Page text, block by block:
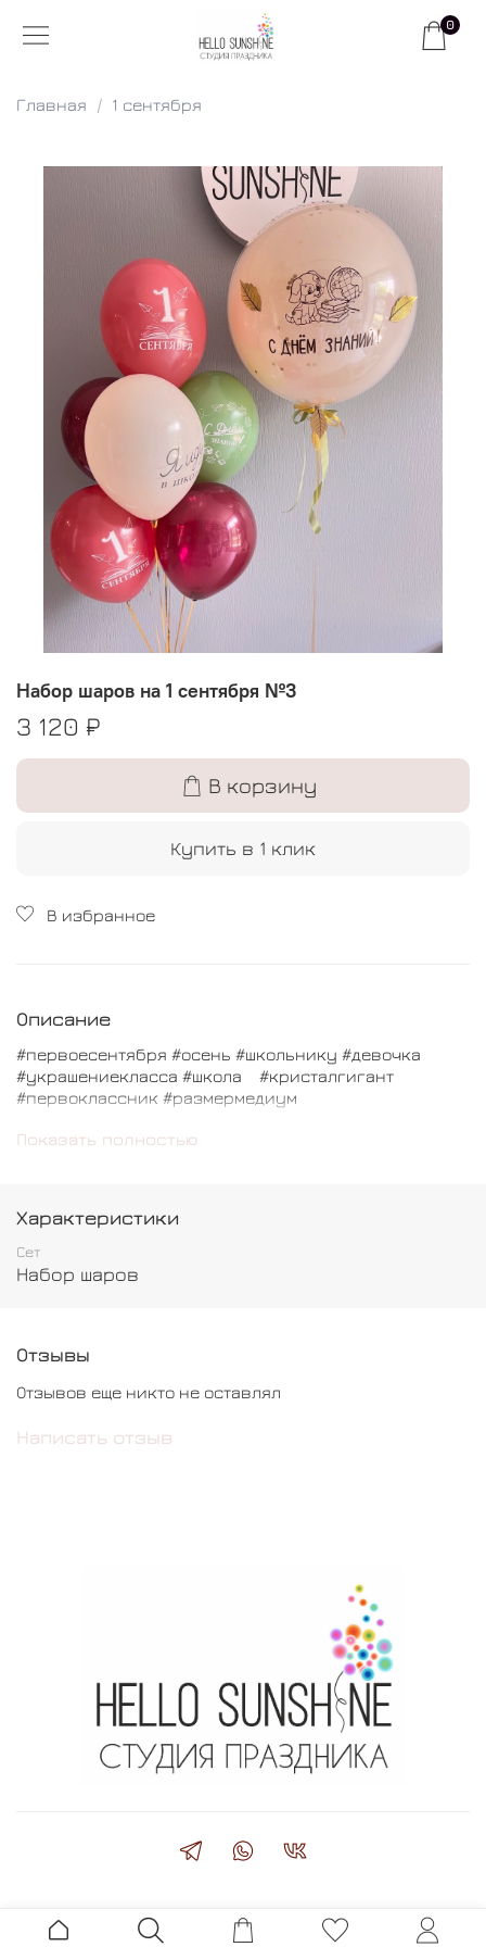
0
Главная 1 сентября
Набор шаров на 1 сентября №3
3 120 ₽
В корзину
Купить в 1 клик
В избранное
Описание
#первоесентября #осень #школьнику #девочка
#украшениекласса #школа #кристалгигант
#первоклассник #размермедиум
В состав входит:
Показать полностью
Характеристики
Сет
Набор шаров
Отзывы
Отзывов еще никто не оставлял
Написать отзыв